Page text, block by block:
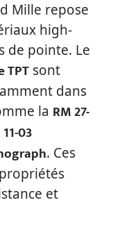
Mille repose
high-
de pointe. Le
TPT sont
dans
la RM 27-
03
. Ces
et